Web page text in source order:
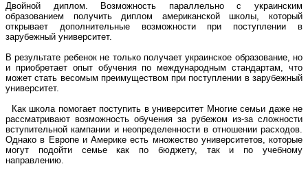
Двойной диплом. Возможность параллельно с украинским
образованием получить диплом американской школы, который
открывает дополнительные возможности при поступлении в
зарубежный университет.
В результате ребенок не только получает украинское образование, но
и приобретает опыт обучения по международным стандартам, что
может стать весомым преимуществом при поступлении в зарубежный
университет.
Как школа помогает поступить в университет Многие семьи даже не
рассматривают возможность обучения за рубежом из-за сложности
вступительной кампании и неопределенности в отношении расходов.
Однако в Европе и Америке есть множество университетов, которые
могут подойти семье как по бюджету, так и по учебному
направлению.